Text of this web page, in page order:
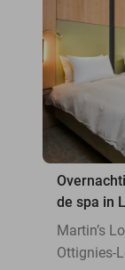
de spa in
Martin’s
Ottignies-